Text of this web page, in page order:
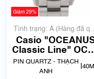
Giảm 29%
Tình trạng: A (Hàng đã
sử dụng nhưng rất đẹp,
không có xước)
Casio
Classic Line"
T4000A-1AJF
PIN QUARTZ - THẠCH
ANH